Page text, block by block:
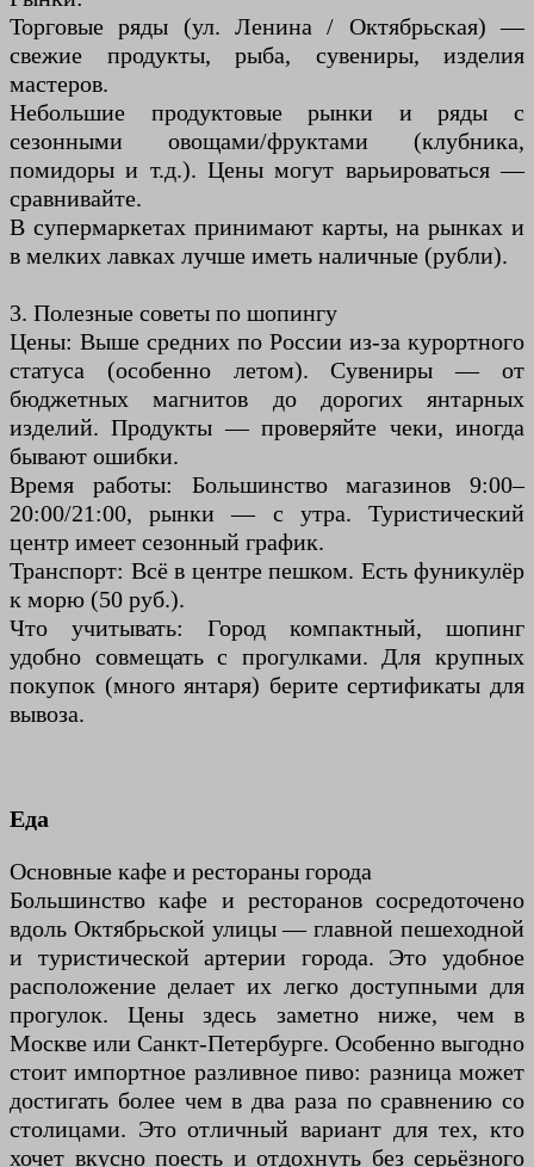
Торговые ряды (ул. Ленина / Октябрьская) —
свежие продукты, рыба, сувениры, изделия
мастеров.
Небольшие продуктовые рынки и ряды с
сезонными овощами/фруктами (клубника,
помидоры и т.д.). Цены могут варьироваться —
сравнивайте.
В супермаркетах принимают карты, на рынках и
в мелких лавках лучше иметь наличные (рубли).
3. Полезные советы по шопингу
Цены: Выше средних по России из-за курортного
статуса (особенно летом). Сувениры — от
бюджетных магнитов до дорогих янтарных
изделий. Продукты — проверяйте чеки, иногда
бывают ошибки.
Время работы: Большинство магазинов 9:00–
20:00/21:00, рынки — с утра. Туристический
центр имеет сезонный график.
Транспорт: Всё в центре пешком. Есть фуникулёр
к морю (50 руб.).
Что учитывать: Город компактный, шопинг
удобно совмещать с прогулками. Для крупных
покупок (много янтаря) берите сертификаты для
вывоза.
Еда
Основные кафе и рестораны города
Большинство кафе и ресторанов сосредоточено
вдоль Октябрьской улицы — главной пешеходной
и туристической артерии города. Это удобное
расположение делает их легко доступными для
прогулок. Цены здесь заметно ниже, чем в
Москве или Санкт-Петербурге. Особенно выгодно
стоит импортное разливное пиво: разница может
достигать более чем в два раза по сравнению со
столицами. Это отличный вариант для тех, кто
хочет вкусно поесть и отдохнуть без серьёзного